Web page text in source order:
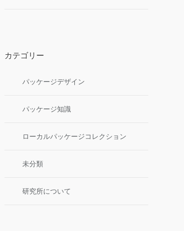
カテゴリー
パッケージデザイン
パッケージ知識
ローカルパッケージコレクション
未分類
研究所について